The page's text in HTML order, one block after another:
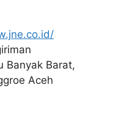
Banyak Barat,
Aceh